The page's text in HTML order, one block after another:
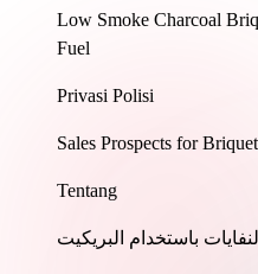
Low Smoke Charcoal
Fuel
Privasi Polisi
Sales Prospects for
Tentang
باستخدام البريكيت